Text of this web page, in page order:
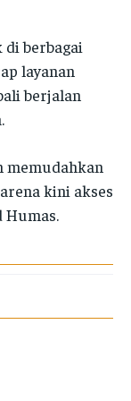
berbagai
layanan
berjalan
memudahkan
kini akses